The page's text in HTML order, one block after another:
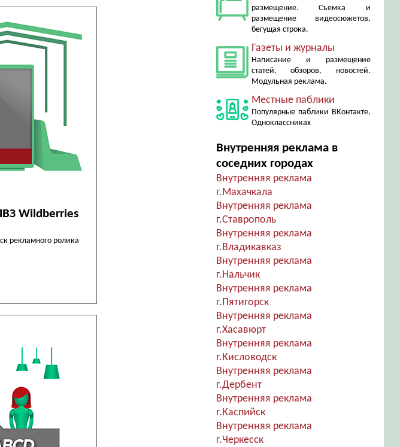
Wildberries
рекламного ролика
размещение. Съемка и
размещение видеосюжетов,
бегущая строка.
Газеты и журналы
Написание и размещение
статей, обзоров, новостей.
Модульная реклама.
Местные паблики
Популярные паблики ВКонтакте,
Одноклассниках
Внутренняя реклама в
соседних городах
Внутренняя реклама
г.Махачкала
Внутренняя реклама
г.Ставрополь
Внутренняя реклама
г.Владикавказ
Внутренняя реклама
г.Нальчик
Внутренняя реклама
г.Пятигорск
Внутренняя реклама
г.Хасавюрт
Внутренняя реклама
г.Кисловодск
Внутренняя реклама
г.Дербент
Внутренняя реклама
г.Каспийск
Внутренняя реклама
г.Черкесск